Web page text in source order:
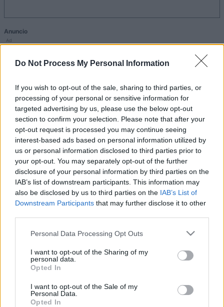
Do Not Process My Personal Information
If you wish to opt-out of the sale, sharing to third parties, or
processing of your personal or sensitive information for
targeted advertising by us, please use the below opt-out
section to confirm your selection. Please note that after your
opt-out request is processed you may continue seeing
interest-based ads based on personal information utilized by
us or personal information disclosed to third parties prior to
your opt-out. You may separately opt-out of the further
disclosure of your personal information by third parties on the
IAB’s list of downstream participants. This information may
also be disclosed by us to third parties on the IAB’s List of
Downstream Participants that may further disclose it to other
Please note that this website/app uses one or more Google
not limited to your visit or usage behaviour. You may click to
grant or deny consent to Google and its third-party tags to
use your data for below specified purposes in below Google
consent section.
Personal Data Processing Opt Outs
I want to opt-out of the Sharing of my
personal data.
Opted In
I want to opt-out of the Sale of my
Personal Data.
Opted In
Anuncio
Ad
también podría gustarte:
Ver todos
Récords
Hoy Esta semana Este mes